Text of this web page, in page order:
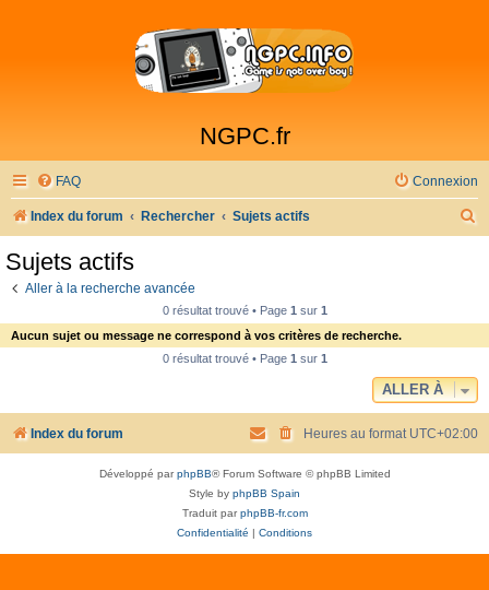
NGPC.fr
FAQ Connexion
Index du forum Rechercher Sujets actifs
h
Sujets actifs
Aller à la recherche avancée
0 résultat trouvé • Page 1sur 1
Aucun sujet ou message ne correspond à vos critères de recherche.
0 résultat trouvé • Page 1sur 1
ALLER À
Index du forum Heures au format UTC+02:00
Développé parphpBB® Forum Software © phpBB Limited
Style by phpBB Spain
Traduit parphpBB-fr.com
Confidentialité
Conditions